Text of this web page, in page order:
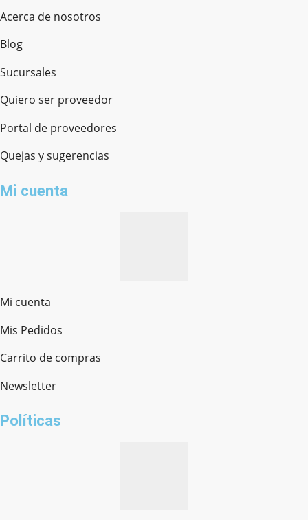
Acerca de nosotros
Blog
Sucursales
Quiero ser proveedor
Portal de proveedores
Quejas y sugerencias
Mi cuenta
Mi cuenta
Mis Pedidos
Carrito de compras
Newsletter
Políticas